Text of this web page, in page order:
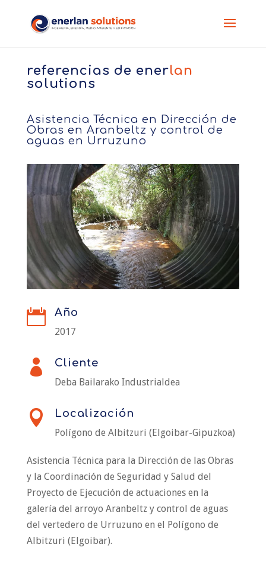
referencias de enerlan
solutions
Asistencia Técnica en Dirección de
Obras en Aranbeltz y control de
aguas en Urruzuno
 Año
2017
 Cliente
Deba Bailarako Industrialdea
 Localización
Polígono de Albitzuri (Elgoibar-Gipuzkoa)
Asistencia Técnica para la Dirección de las Obras
y la Coordinación de Seguridad y Salud del
Proyecto de Ejecución de actuaciones en la
galería del arroyo Aranbeltz y control de aguas
del vertedero de Urruzuno en el Polígono de
Albitzuri (Elgoibar).